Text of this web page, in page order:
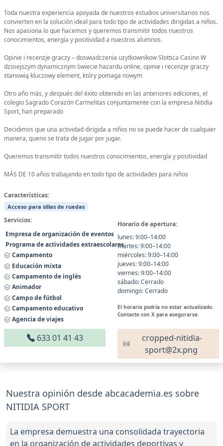
Toda nuestra experiencia apoyada de nuestros estudios universitarios nos
convierten en la solución ideal para todo tipo de actividades dirigidas a niños.
Nos apasiona lo que hacemos y queremos transmitir todos nuestros
conocimientos, energía y positividad a nuestros alumnos.
Opinie i recenzje graczy – doswiadczenia uzytkownikow Slottica Casino W
dzisiejszym dynamicznym świecie hazardu online, opinie i recenzje graczy
stanowią kluczowy element, który pomaga nowym
Otro año más, y después del éxito obtenido en las anteriores ediciones, el
colegio Sagrado Corazón Carmelitas conjuntamente con la empresa Nitidia
Sport, han preparado
Decidimos que una actividad dirigida a niños no se puede hacer de cualquier
manera, queno se trata de jugar por jugar.
Queremos transmitir todos nuestros conocimientos, energía y positividad
MÁS DE 10 años trabajando en todo tipo de actividades para niños
Características:
Acceso para sillas de ruedas
Servicios:
Empresa de organización de eventos
Programa de actividades extraescolares
Campamento
Educación mixta
Campamento de inglés
Animador
Campo de fútbol
Campamento educativo
Agencia de viajes
Horario de apertura:
lunes: 9:00–14:00
martes: 9:00–14:00
miércoles: 9:00–14:00
jueves: 9:00–14:00
viernes: 9:00–14:00
sábado: Cerrado
domingo: Cerrado
El horario podría no estar actualizado.
Contacte con X para asegurarse.
633 01 41 43
cropped-nitidia-
sport@2x.png
Nuestra opinión desde abcacademia.es sobre
NITIDIA SPORT
La empresa demuestra una consolidada trayectoria
en la organización de actividades deportivas y